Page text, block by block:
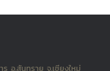
อ.สันทราย จ.เชียงใหม่